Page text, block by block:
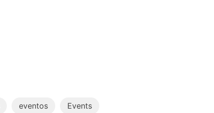
eventos
Events